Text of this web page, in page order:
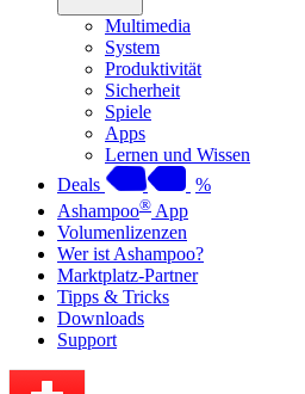
Multimedia
System
Produktivität
Sicherheit
Spiele
Apps
Lernen und Wissen
Deals
%
Ashampoo® App
Volumenlizenzen
Wer ist Ashampoo?
Marktplatz-Partner
Tipps & Tricks
Downloads
Support